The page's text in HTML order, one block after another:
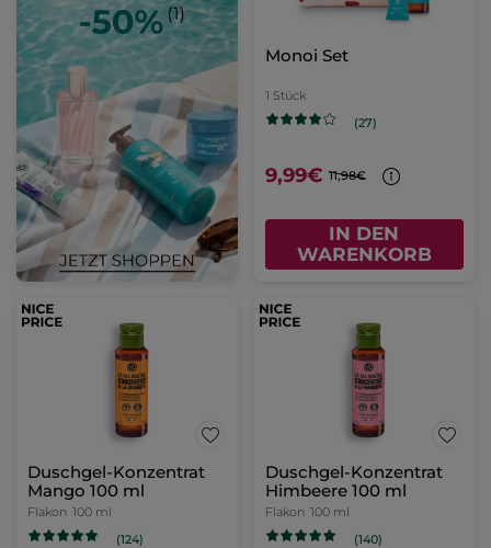
Monoi Set
1 Stück
(27)
9,99€ 11,98€
IN DEN
WARENKORB
Duschgel-Konzentrat
Mango 100 ml
Flakon 100 ml
(124)
Duschgel-Konzentrat
Himbeere 100 ml
Flakon 100 ml
(140)